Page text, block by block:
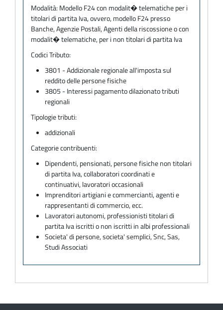
Modalità: Modello F24 con modalit� telematiche per i
titolari di partita Iva, ovvero, modello F24 presso
Banche, Agenzie Postali, Agenti della riscossione o con
modalit� telematiche, per i non titolari di partita Iva
Codici Tributo:
3801 - Addizionale regionale all'imposta sul
reddito delle persone fisiche
3805 - Interessi pagamento dilazionato tributi
regionali
Tipologie tributi:
addizionali
Categorie contribuenti:
Dipendenti, pensionati, persone fisiche non titolari
di partita Iva, collaboratori coordinati e
continuativi, lavoratori occasionali
Imprenditori artigiani e commercianti, agenti e
rappresentanti di commercio, ecc.
Lavoratori autonomi, professionisti titolari di
partita Iva iscritti o non iscritti in albi professionali
Societa' di persone, societa' semplici, Snc, Sas,
Studi Associati